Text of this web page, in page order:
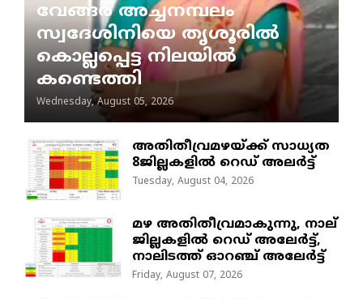
വേങ്ങര അച്ചനമ്പലം
സ്വദേശിനിയെ തൃശൂരിൽ
കൊല്ലപ്പെട്ട നിലയിൽ
കണ്ടെത്തി
Wednesday, August 05, 2026
അതിതീവ്രമഴയ്ക്ക് സാധ്യത
8ജില്ലകളിൽ റെഡ് അലർട്ട്
Tuesday, August 04, 2026
മഴ അതിതീവ്രമാകുന്നു, നാല്
ജില്ലകളില്‍ റെഡ് അലേര്‍ട്ട്‌,
നാലിടത്ത് ഓറഞ്ച് അലേർട്ട്
Friday, August 07, 2026